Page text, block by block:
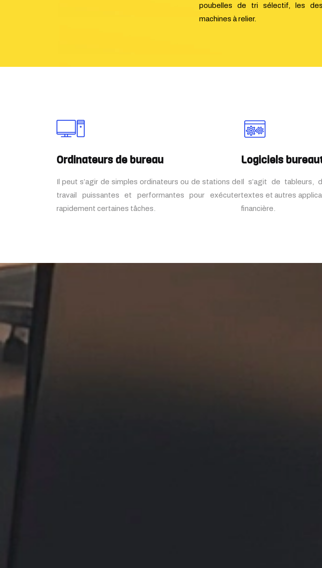
poubelles de tri sélectif, les
machines à relier.
Ordinateurs de bureau
Il peut s’agir de simples ordinateurs ou de stations de
travail puissantes et performantes pour exécuter
rapidement certaines tâches.
Logiciels
Il s’agit de tableurs,
textes et autres
financière.